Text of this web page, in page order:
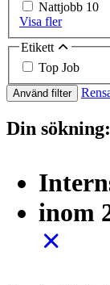
Nattjobb 10
Visa fler
Etikett
Top Job
Använd filter
Din sökning:
inom